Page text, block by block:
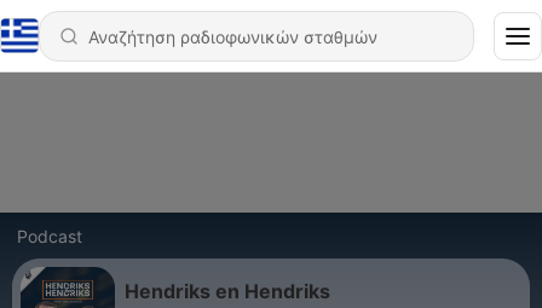
Podcast
Hendriks en Hendriks